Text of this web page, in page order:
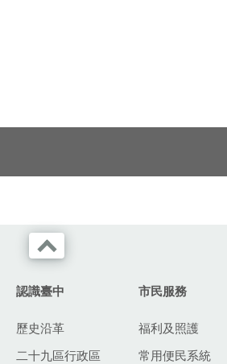
認識臺中
歷史沿革
二十九區行政區
市民服務
福利及照護
常用便民系統